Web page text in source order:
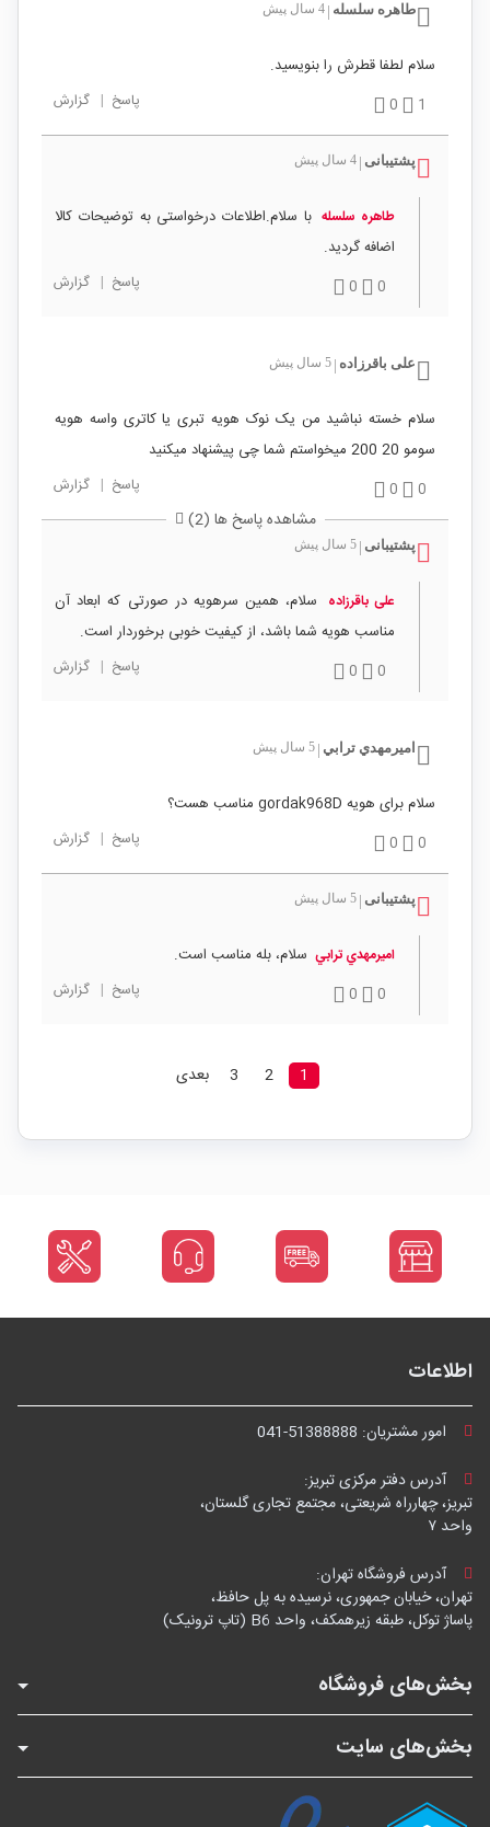
طاهره سلسله 4 سال پیش
سلام لطفا قطرش را بنویسید.
1
0 پاسخ | گزارش
پشتیبانی 4 سال پیش
طاهره سلسله با سلام.اطلاعات درخواستی به توضیحات کالا
اضافه گردید.
0
0 پاسخ | گزارش
علی باقرزاده 5 سال پیش
سلام خسته نباشید من یک نوک هویه تبری یا کاتری واسه هویه
سومو 20 200 میخواستم شما چی پیشنهاد میکنید
0
0 پاسخ | گزارش
مشاهده پاسخ ها (2)
پشتیبانی 5 سال پیش
علی باقرزاده سلام، همین سرهویه در صورتی که ابعاد آن
مناسب هویه شما باشد، از کیفیت خوبی برخوردار است.
0
0 پاسخ | گزارش
اميرمهدي ترابي 5 سال پیش
سلام برای هویه gordak968D مناسب هست؟
0
0 پاسخ | گزارش
پشتیبانی 5 سال پیش
اميرمهدي ترابي سلام، بله مناسب است.
0
0 پاسخ | گزارش
1
2
3 بعدی
اطلاعات
امور مشتریان: 041-51388888
آدرس دفتر مرکزی تبریز:
تبریز، چهارراه شریعتی، مجتمع تجاری گلستان،
واحد ۷
آدرس فروشگاه تهران:
تهران، خیابان جمهوری، نرسیده به پل حافظ،
پاساژ توکل، طبقه زیرهمکف، واحد B6 (تاپ ترونیک)
بخش‌های فروشگاه
بخش‌های سایت